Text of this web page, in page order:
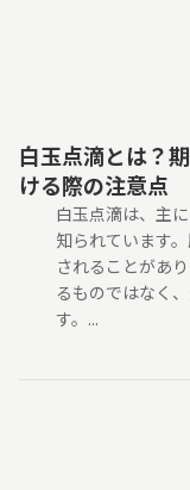
白玉点滴とは？
ける際の注意点
白玉点滴は、主
知られています
されることがあ
るものではなく
す。...